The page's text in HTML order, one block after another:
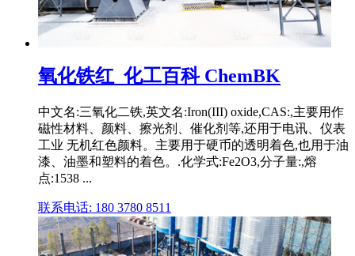
氧化铁红_化工百科 ChemBK
中文名:三氧化二铁,英文名:Iron(III) oxide,CAS:,主要用作
磁性材料、颜料、擦光剂、催化剂等,还用于电讯、仪表
工业 无机红色颜料。主要用于硬币的透明着色,也用于油
漆、油墨和塑料的着色。.化学式:Fe2O3,分子量:,熔
点:1538 ...
联系电话: 180 3780 8511